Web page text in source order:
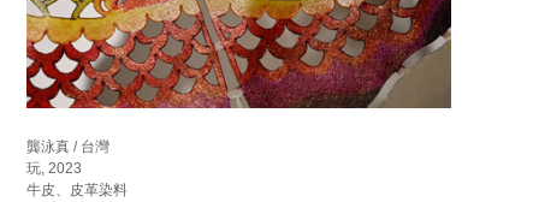
龔泳真 / 台灣
玩, 2023
牛皮、皮革染料